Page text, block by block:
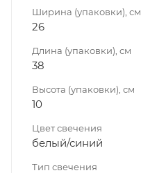
Ширина (упаковки), см
26
Длина (упаковки), см
38
Высота (упаковки), см
10
Цвет свечения
белый/синий
Тип свечения